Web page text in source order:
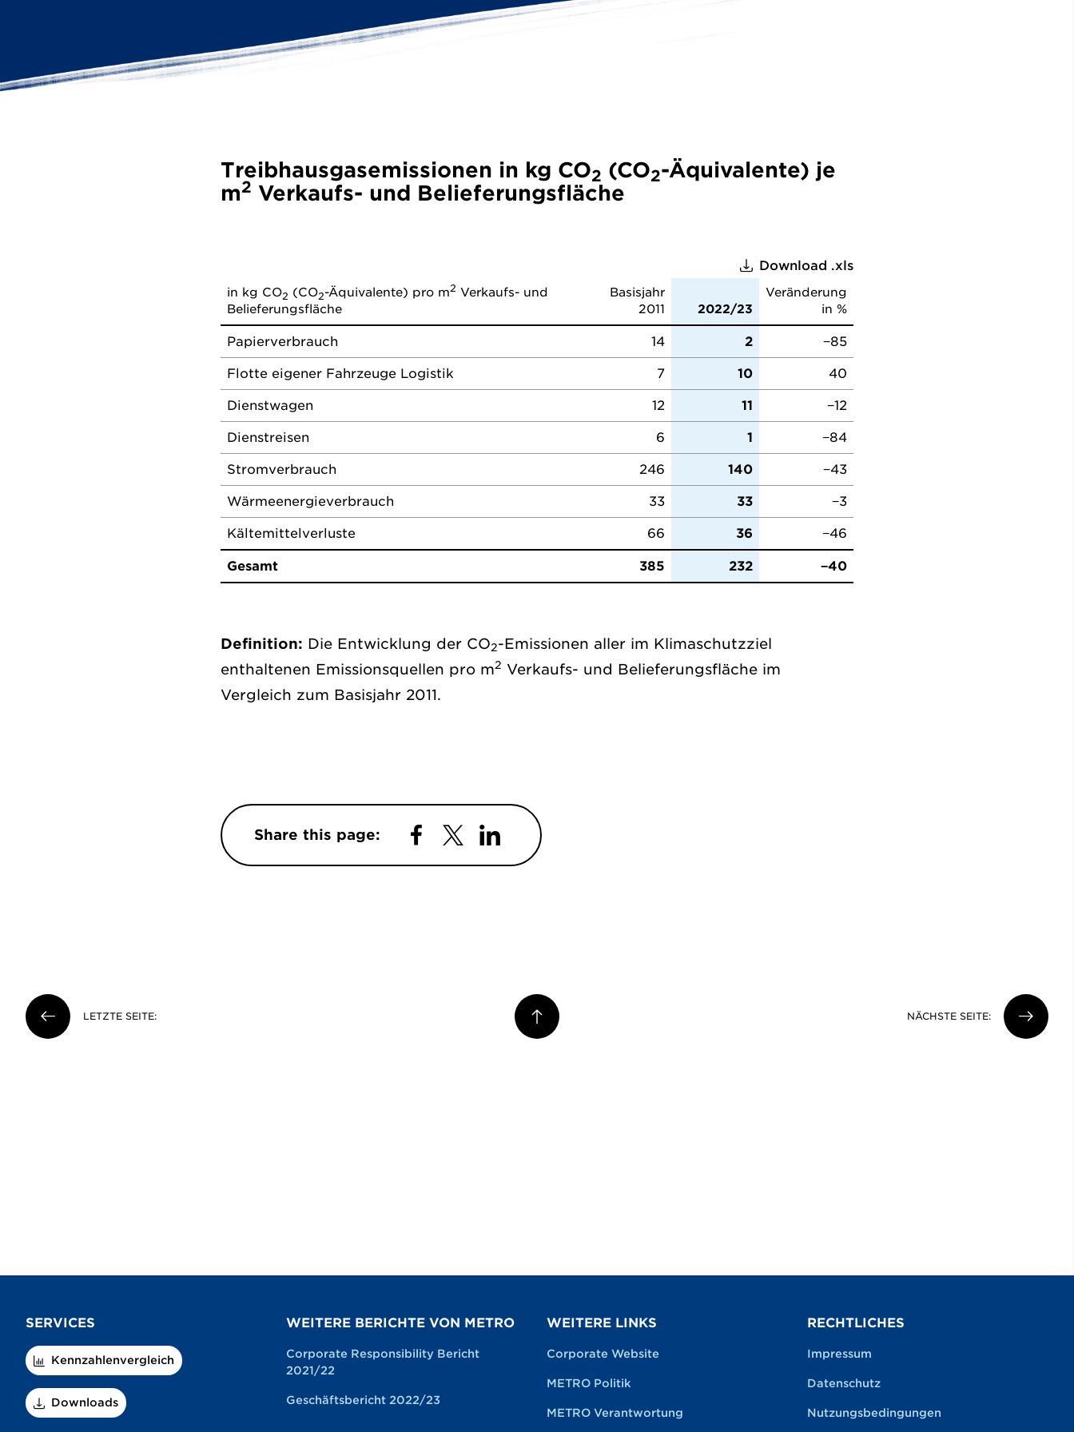
Treibhausgasemissionen in kg CO2 (CO2-Äquivalente) je
m2 Verkaufs- und Belieferungsfläche
Download .xls
in kg CO2 (CO2-Äquivalente) pro m2 Verkaufs- und
Belieferungsfläche
Basisjahr
2011
2022/23
Veränderung
in %
Papierverbrauch 14 2 −85
Flotte eigener Fahrzeuge Logistik 7 10 40
Dienstwagen 12 11 −12
Dienstreisen 6 1 −84
Stromverbrauch 246 140 −43
Wärmeenergieverbrauch 33 33 −3
Kältemittelverluste 66 36 −46
Gesamt 385 232 −40
Definition: Die Entwicklung der CO2-Emissionen aller im Klimaschutzziel
enthaltenen Emissionsquellen pro m2 Verkaufs- und Belieferungsfläche im
Vergleich zum Basisjahr 2011.
Share this page:
Facebook
TwitterLinkedIn
LETZTE SEITE: NÄCHSTE SEITE:
SERVICES
Kennzahlenvergleich
Downloads
WEITERE BERICHTE VON METRO
Corporate Responsibility Bericht
2021/22
Geschäftsbericht 2022/23
WEITERE LINKS
Corporate Website
METRO Politik
METRO Verantwortung
RECHTLICHES
Impressum
Datenschutz
Nutzungsbedingungen